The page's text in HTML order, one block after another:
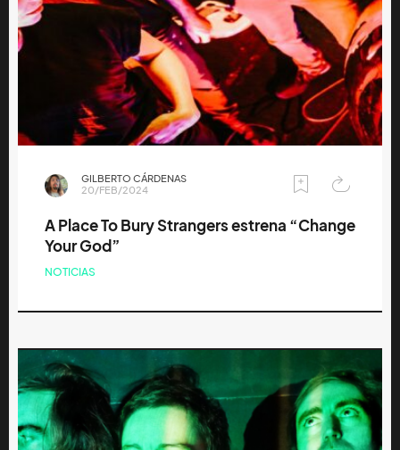
GILBERTO CÁRDENAS
20/FEB/2024
A Place To Bury Strangers estrena “Change
Your God”
NOTICIAS